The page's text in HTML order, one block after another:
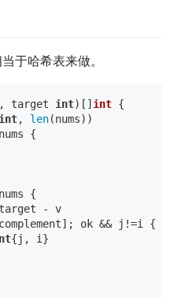
于哈希表来做。
, target int) []int {
int, len(nums))
{
{
- v
ok && j!=i {
{j, i}